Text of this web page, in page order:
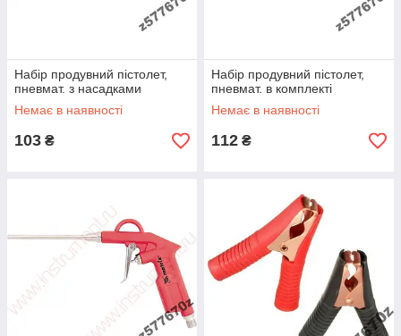
Набір продувний пістолет,
пневмат. з насадками
Немає в наявності
103 ₴
Набір продувний пістолет,
пневмат. в комплекті
Немає в наявності
112 ₴